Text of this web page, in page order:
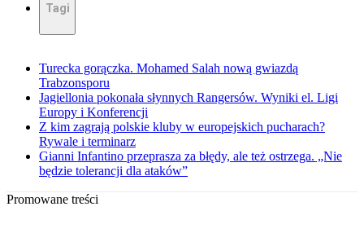
Tagi
Turecka gorączka. Mohamed Salah nową gwiazdą
Trabzonsporu
Jagiellonia pokonała słynnych Rangersów. Wyniki el. Ligi
Europy i Konferencji
Z kim zagrają polskie kluby w europejskich pucharach?
Rywale i terminarz
Gianni Infantino przeprasza za błędy, ale też ostrzega. „Nie
będzie tolerancji dla ataków”
Promowane treści